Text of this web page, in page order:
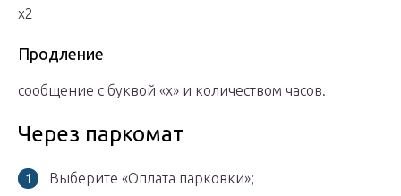
x2
Продление
сообщение с буквой «x» и количеством часов.
Через паркомат
Выберите «Оплата парковки»;